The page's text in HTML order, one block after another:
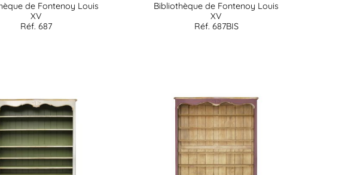
de Fontenoy Louis
XV
Réf. 687
Bibliothèque de Fontenoy Louis
XV
Réf. 687BIS